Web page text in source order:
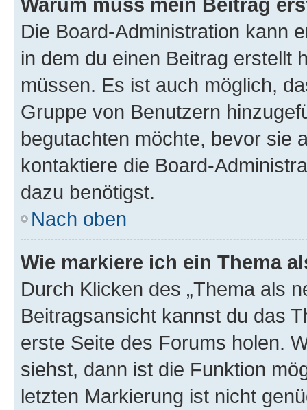
Die Board-Administration kann
in dem du einen Beitrag erstellt
müssen. Es ist auch möglich,
Gruppe von Benutzern
begutachten möchte, bevor sie
kontaktiere die Board-
dazu benötigst.
Nach oben
Wie markiere ich ein Thema
Durch Klicken des „Thema als
Beitragsansicht kannst du das
erste Seite des Forums holen.
siehst, dann ist die Funktion
letzten Markierung ist nicht